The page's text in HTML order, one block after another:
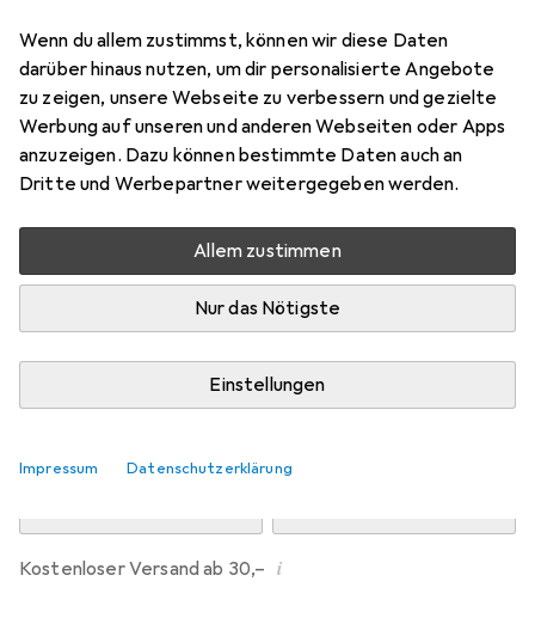
Wenn du allem zustimmst, können wir diese Daten
darüber hinaus nutzen, um dir personalisierte Angebote
zu zeigen, unsere Webseite zu verbessern und gezielte
Werbung auf unseren und anderen Webseiten oder Apps
anzuzeigen. Dazu können bestimmte Daten auch an
Dritte und Werbepartner weitergegeben werden.
Allem zustimmen
Nur das Nötigste
Einstellungen
Impressum Datenschutzerklärung
Preis in EUR inkl. MwSt.
Bewertungen Marke
Mehr von Dipos
Mi, 12.8. geliefert
Mehr als 10 Stück an Lager beim Drittanbieter
Lieferort angeben für genaue Lieferzeit
Kostenloser Versand ab 30,– i